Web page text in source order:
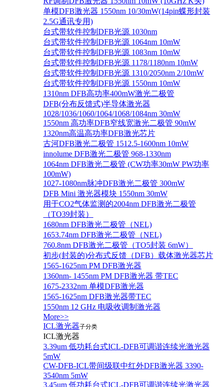
单模DFB激光器 1550nm 10/30mW(14pin蝶形封装
2.5G通讯专用)
台式带软件控制DFB光源 1030nm
台式带软件控制DFB光源 1064nm 10mW
台式带软件控制DFB光源 1083nm 10mW
台式带软件控制DFB光源 1178/1180nm 10mW
台式带软件控制DFB光源 1310/2050nm 2/10mW
台式带软件控制DFB光源 1550nm 10mW
1310nm DFB高功率400mW激光二极管
DFB(分布反馈式)半导体激光器
1028/1036/1060/1064/1068/1084nm 30mW
1550nm 高功率DFB窄线宽激光二极管 90mW
1320nm高温高功率DFB激光芯片
古河DFB激光二极管 1512.5-1600nm 10mW
innolume DFB激光二极管 968-1330nm
1064nm DFB激光二极管 (CW功率30mW PW功率
100mW)
1027-1080nm脉冲DFB激光二极管 300mW
DFB Mini 激光器模块 1550nm 30mW
用于CO2气体监测的2004nm DFB激光二极管
（TO39封装）
1680nm DFB激光二极管（NEL)
1653.74nm DFB激光二极管（NEL)
760.8nm DFB激光二极管（TO5封装 6mW）
初步(封装的)分布式反馈（DFB）载体激光器芯片
1565-1625nm PM DFB激光器
1360nm- 1455nm PM DFB激光器 带TEC
1675-2332nm 单模DFB激光器
1565-1625nm DFB激光器带TEC
1550nm 12 GHz 电吸收调制激光器
More>>
ICL激光器子分类
ICL激光器
3.39um 低功耗台式ICL-DFB可调谐连续光激光器
5mW
CW-DFB-ICL带间级联中红外DFB激光器 3390-
3540nm 5mW
3.45um 低功耗台式ICL-DFB可调谐连续光激光器